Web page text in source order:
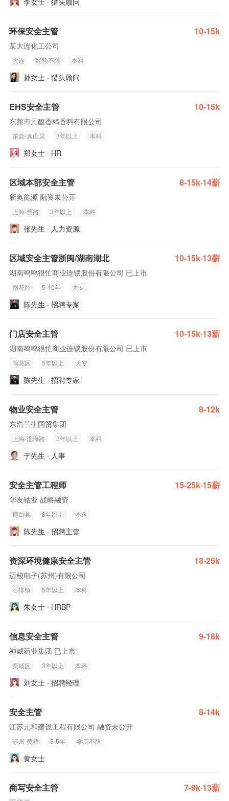
环保安全主管 10-15k
某大连化工公司
大连 经验不限 本科
孙女士 · 猎头顾问
EHS安全主管 10-15k
东莞市元馥香精香料有限公司
东莞-袁山贝 3年以上 本科
郑女士 · HR
区域本部安全主管 8-15k·14薪
新奥能源 融资未公开
上海-曹路 3年以上 本科
张先生 · 人力资源
区域安全主管浙闽/湖南湖北 10-15k·13薪
湖南鸣鸣很忙商业连锁股份有限公司 已上市
雨花区 5-10年 大专
陈先生 · 招聘专家
门店安全主管 10-15k·13薪
湖南鸣鸣很忙商业连锁股份有限公司 已上市
雨花区 5年以上 大专
陈先生 · 招聘专家
物业安全主管 8-12k
东浩兰生国贸集团
上海-淮海路 3年以上 本科
于先生 · 人事
安全主管工程师 15-25k·15薪
华友钴业 战略融资
博白县 8年以上 本科
陈先生 · 招聘主管
资深环境健康安全主管 18-25k
迈梭电子(苏州)有限公司
石排镇 5年以上 本科
朱女士 · HRBP
信息安全主管 9-18k
神威药业集团 已上市
栾城区 3年以上 本科
刘女士 · 招聘经理
安全主管 8-14k
江苏元和建设工程有限公司 融资未公开
苏州-黄桥 3-5年 学历不限
黄女士
商写安全主管 7-9k·13薪